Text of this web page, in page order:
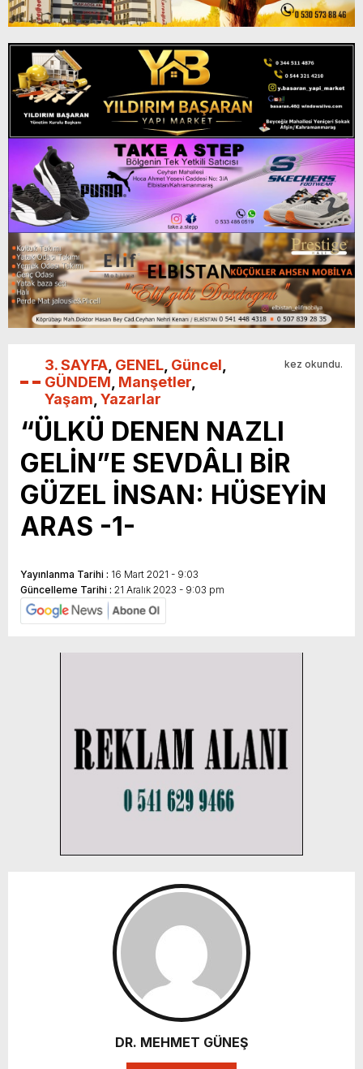
3. SAYFA GENEL Güncel
GÜNDEM Manşetler
Yaşam Yazarlar
kez okundu.
“ÜLKÜ DENEN NAZLI
GELİN”E SEVDÂLI BİR
GÜZEL İNSAN: HÜSEYİN
ARAS -1-
Yayınlanma Tarihi : 16 Mart 2021 - 9:03
Güncelleme Tarihi : 21 Aralık 2023 - 9:03 pm
DR. MEHMET GÜNEŞ